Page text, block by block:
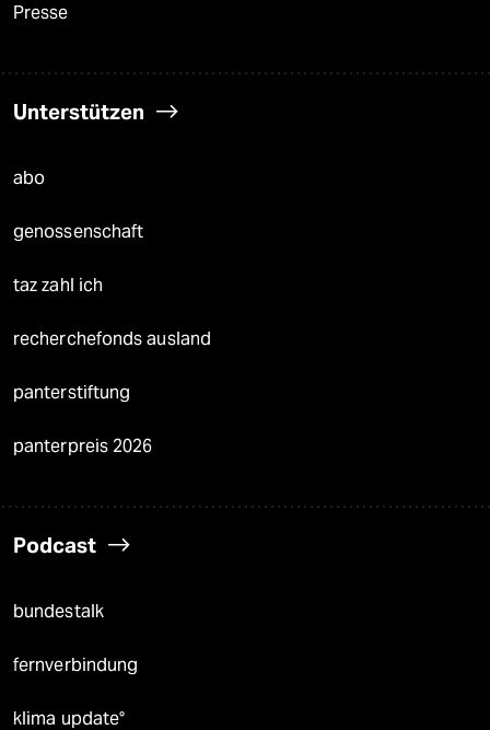
Presse
Unterstützen
abo
genossenschaft
taz zahl ich
recherchefonds ausland
panterstiftung
panterpreis 2026
Podcast
bundestalk
fernverbindung
klima update°